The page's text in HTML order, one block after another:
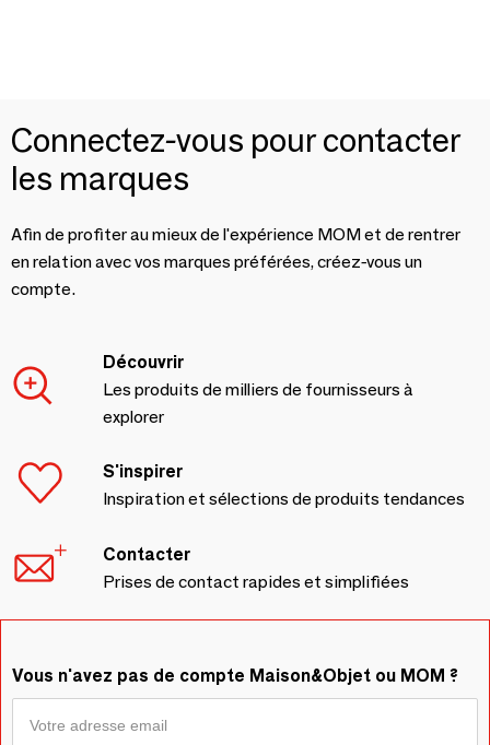
Connectez-vous pour contacter
les marques
Afin de profiter au mieux de l'expérience MOM et de rentrer
en relation avec vos marques préférées, créez-vous un
compte.
Découvrir
Les produits de milliers de fournisseurs à
explorer
S'inspirer
Inspiration et sélections de produits tendances
Contacter
Prises de contact rapides et simplifiées
Vous n'avez pas de compte Maison&Objet ou MOM ?